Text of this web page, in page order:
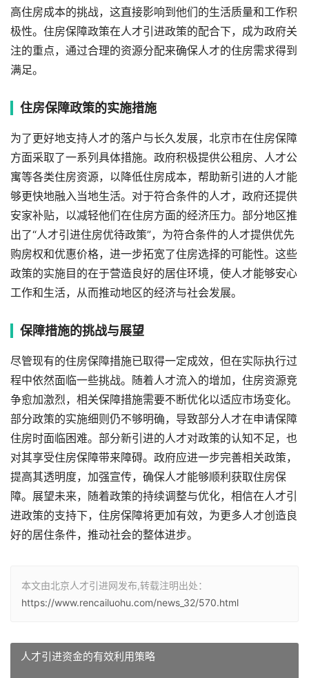
高住房成本的挑战，这直接影响到他们的生活质量和工作积
极性。住房保障政策在人才引进政策的配合下，成为政府关
注的重点，通过合理的资源分配来确保人才的住房需求得到
满足。
住房保障政策的实施措施
为了更好地支持人才的落户与长久发展，北京市在住房保障
方面采取了一系列具体措施。政府积极提供公租房、人才公
寓等各类住房资源，以降低住房成本，帮助新引进的人才能
够更快地融入当地生活。对于符合条件的人才，政府还提供
安家补贴，以减轻他们在住房方面的经济压力。部分地区推
出了“人才引进住房优待政策”，为符合条件的人才提供优先
购房权和优惠价格，进一步拓宽了住房选择的可能性。这些
政策的实施目的在于营造良好的居住环境，使人才能够安心
工作和生活，从而推动地区的经济与社会发展。
保障措施的挑战与展望
尽管现有的住房保障措施已取得一定成效，但在实际执行过
程中依然面临一些挑战。随着人才流入的增加，住房资源竞
争愈加激烈，相关保障措施需要不断优化以适应市场变化。
部分政策的实施细则仍不够明确，导致部分人才在申请保障
住房时面临困难。部分新引进的人才对政策的认知不足，也
对其享受住房保障带来障碍。政府应进一步完善相关政策，
提高其透明度，加强宣传，确保人才能够顺利获取住房保
障。展望未来，随着政策的持续调整与优化，相信在人才引
进政策的支持下，住房保障将更加有效，为更多人才创造良
好的居住条件，推动社会的整体进步。
本文由北京人才引进网发布,转载注明出处：
https://www.rencailuohu.com/news_32/570.html
人才引进资金的有效利用策略